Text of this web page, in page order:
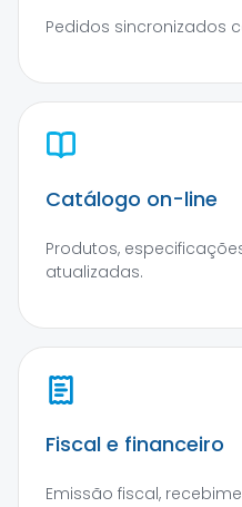
Pedidos sincronizados
Catálogo on-line
Produtos,
atualizadas.
Fiscal e financeiro
Emissão fiscal,